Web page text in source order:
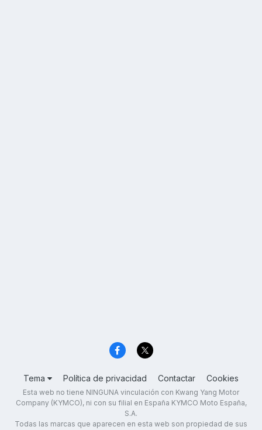
Tema Política de privacidad Contactar Cookies
Esta web no tiene NINGUNA vinculación con Kwang Yang Motor
Company (KYMCO), ni con su filial en España KYMCO Moto España,
S.A.
Todas las marcas que aparecen en esta web son propiedad de sus